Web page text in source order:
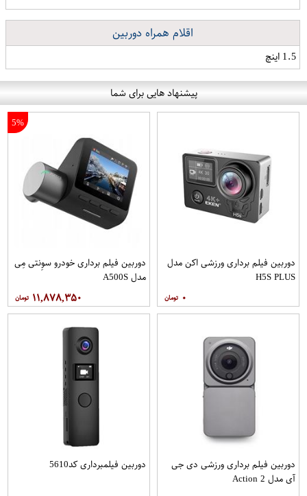
اقلام همراه دوربین
1.5 اینچ
پیشنهاد هایی برای شما
دوربین فیلم برداری ورزشی اکن مدل
H5S PLUS
۰
5%
دوربین فیلم برداری خودرو سوِنتی مِی
مدل A500S
۱۱,۸۷۸,۳۵۰
دوربین فیلم برداری ورزشی دی جی
آی مدل Action 2
دوربین فیلمبرداری کد5610